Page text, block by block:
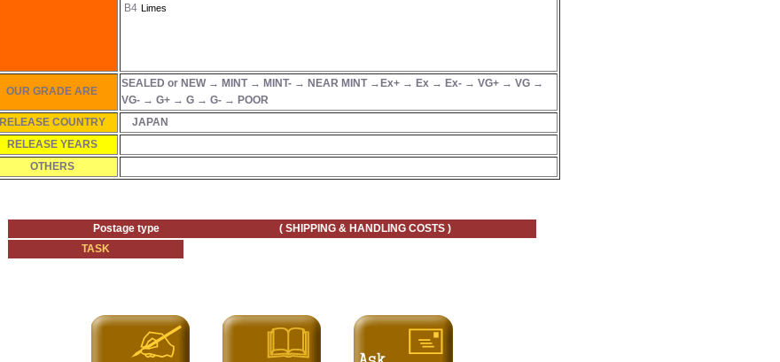
B4 Limes
OUR GRADE ARE
SEALED or NEW → MINT → MINT- → NEAR MINT →Ex+ → Ex → Ex- → VG+ → VG →
VG- → G+ → G → G- → POOR
RELEASE COUNTRY
JAPAN
RELEASE YEARS
OTHERS
Postage type ( SHIPPING & HANDLING COSTS )
TASK